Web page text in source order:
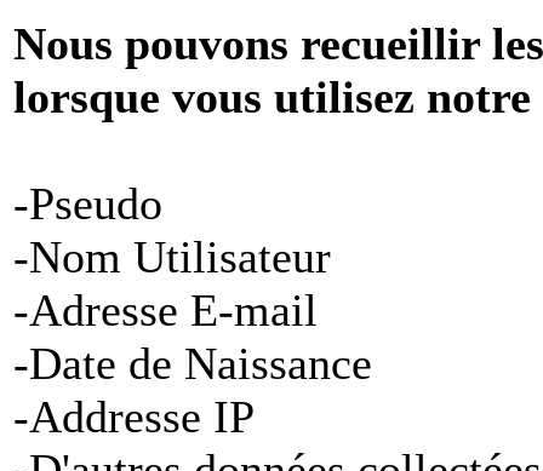
Nous pouvons recueillir
lorsque vous utilisez notre
-Pseudo
-Nom Utilisateur
-Adresse E-mail
-Date de Naissance
-Addresse IP